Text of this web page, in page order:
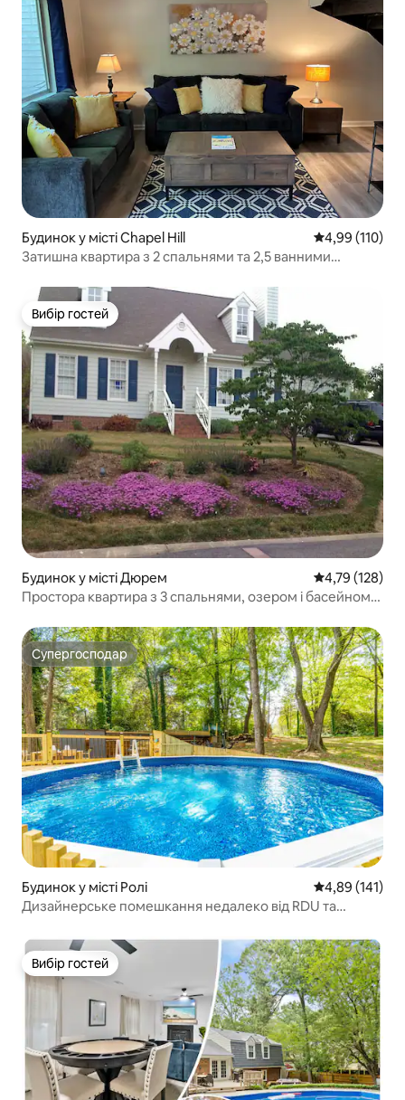
Будинок у місті Chapel Hill Середня
4,99 (110)
Затишна квартира з 2 спальнями та 2,5 ванними
Вибір гостей
Вибір гостей
Будинок у місті Дюрем Середня
4,79 (128)
Простора квартира з 3 спальнями, озером і басейном
Супергосподар
Супергосподар
Будинок у місті Ролі Середня
4,89 (141)
Дизайнерське помешкання недалеко від RDU та
Вибір гостей
Вибір гостей